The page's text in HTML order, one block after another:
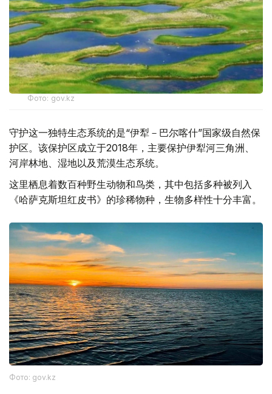
Фото: gov.kz
守护这一独特生态系统的是“伊犁－巴尔喀什”国家级自然保
护区。该保护区成立于2018年，主要保护伊犁河三角洲、
河岸林地、湿地以及荒漠生态系统。
这里栖息着数百种野生动物和鸟类，其中包括多种被列入
《哈萨克斯坦红皮书》的珍稀物种，生物多样性十分丰富。
Фото: gov.kz